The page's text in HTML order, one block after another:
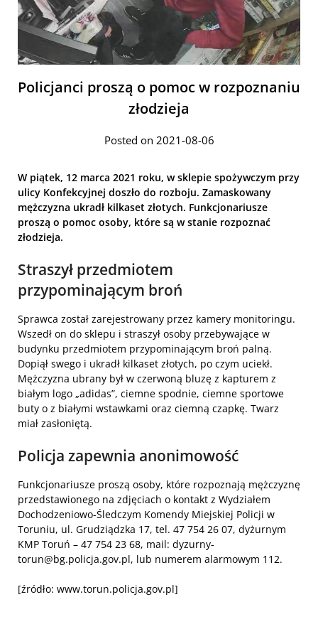
Policjanci proszą o pomoc w rozpoznaniu
złodzieja
Posted on 2021-08-06
W piątek, 12 marca 2021 roku, w sklepie spożywczym przy
ulicy Konfekcyjnej doszło do rozboju. Zamaskowany
mężczyzna ukradł kilkaset złotych. Funkcjonariusze
proszą o pomoc osoby, które są w stanie rozpoznać
złodzieja.
Straszył przedmiotem
przypominającym broń
Sprawca został zarejestrowany przez kamery monitoringu.
Wszedł on do sklepu i straszył osoby przebywające w
budynku przedmiotem przypominającym broń palną.
Dopiął swego i ukradł kilkaset złotych, po czym uciekł.
Mężczyzna ubrany był w czerwoną bluzę z kapturem z
białym logo „adidas”, ciemne spodnie, ciemne sportowe
buty o z białymi wstawkami oraz ciemną czapkę. Twarz
miał zasłoniętą.
Policja zapewnia anonimowość
Funkcjonariusze proszą osoby, które rozpoznają mężczyznę
przedstawionego na zdjęciach o kontakt z Wydziałem
Dochodzeniowo-Śledczym Komendy Miejskiej Policji w
Toruniu, ul. Grudziądzka 17, tel. 47 754 26 07, dyżurnym
KMP Toruń – 47 754 23 68, mail: dyzurny-
torun@bg.policja.gov.pl, lub numerem alarmowym 112.
[źródło: www.torun.policja.gov.pl]